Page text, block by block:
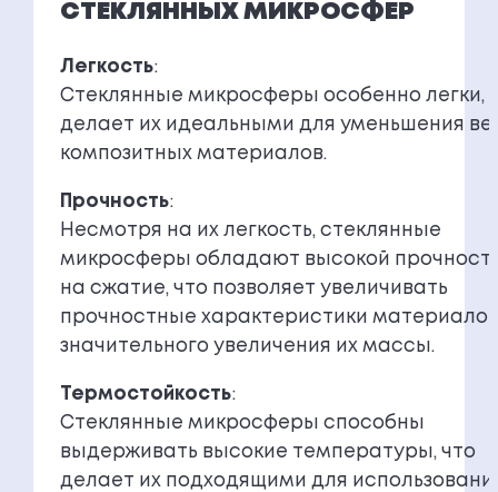
СТЕКЛЯННЫХ МИКРОСФЕР
Легкость:
Стеклянные микросферы особенно легки,
делает их идеальными для уменьшения
композитных материалов.
Прочность:
Несмотря на их легкость, стеклянные
микросферы обладают высокой
на сжатие, что позволяет увеличивать
прочностные характеристики материалов
значительного увеличения их массы.
Термостойкость:
Стеклянные микросферы способны
выдерживать высокие температуры, что
делает их подходящими для